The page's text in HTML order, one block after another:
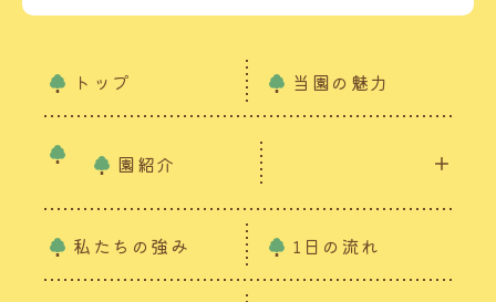
トップ 当園の魅力
園紹介
私たちの強み 1日の流れ